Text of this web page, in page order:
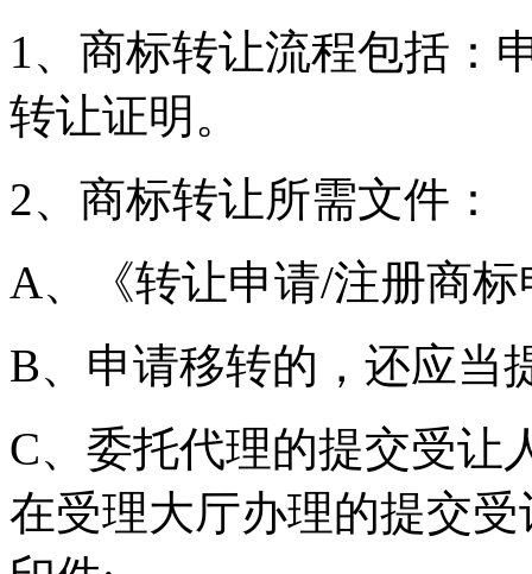
1、商标转让流程包括
转让证明。
2、商标转让所需文
A、《转让申请/注册
B、申请移转的，还应
C、委托代理的提交受让
在受理大厅办理的提交